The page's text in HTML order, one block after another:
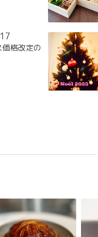
17
格改定の